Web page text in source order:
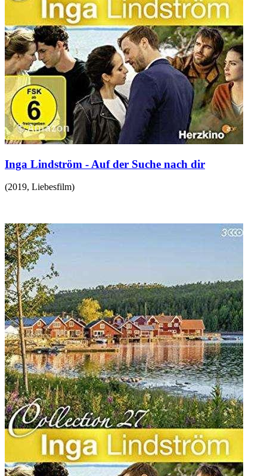
Inga Lindström - Auf der Suche nach dir
(2019, Liebesfilm)